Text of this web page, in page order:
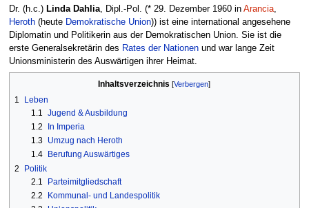
Zur
Navigation
springen
Zur
Suche
springen
Dr. (h.c.) Linda Dahlia, Dipl.-Pol. (* 29. Dezember 1960 in Arancia,
Heroth(heute Demokratische Union)) ist eine international angesehene
Diplomatin und Politikerin aus der Demokratischen Union. Sie ist die
erste Generalsekretärin des Rates der Nationenund war lange Zeit
Unionsministerin des Auswärtigen ihrer Heimat.
Inhaltsverzeichnis
1
Leben
1.1
Jugend & Ausbildung
1.2
In Imperia
1.3 Umzug nach Heroth
1.4
Berufung Auswärtiges
2
Politik
2.1
Parteimitgliedschaft
2.2
Kommunal- und Landespolitik